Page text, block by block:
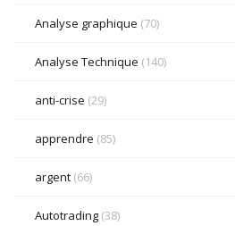
Analyse graphique (70)
Analyse Technique (140)
anti-crise (29)
apprendre (85)
argent (66)
Autotrading (38)